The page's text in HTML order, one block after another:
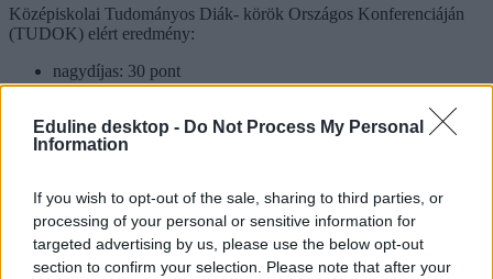
Eduline desktop - Do Not Process My Personal
Information
If you wish to opt-out of the sale, sharing to third parties, or
processing of your personal or sensitive information for
targeted advertising by us, please use the below opt-out
section to confirm your selection. Please note that after your
Középiskolai Tudományos Diák- körök Országos Konferenciáján
(TUDOK) elért eredmény:
nagydíjas: 30 pont
első díjas: 20 pont
Országos Művészeti Tanulmányi Versenyen elért eredmény:
Ifjúsági Tudományos és Innovációs Tehetségkutató Versenyen elért
eredmény:
1-3. helyezés: 100 pont